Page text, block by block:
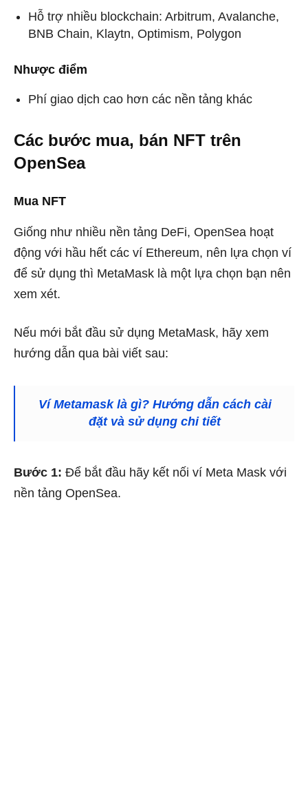
Hỗ trợ nhiều blockchain: Arbitrum, Avalanche,
BNB Chain, Klaytn, Optimism, Polygon
Nhược điểm
Phí giao dịch cao hơn các nền tảng khác
Các bước mua, bán NFT trên
OpenSea
Mua NFT
Giống như nhiều nền tảng DeFi, OpenSea hoạt
động với hầu hết các ví Ethereum, nên lựa chọn ví
để sử dụng thì MetaMask là một lựa chọn bạn nên
xem xét.
Nếu mới bắt đầu sử dụng MetaMask, hãy xem
hướng dẫn qua bài viết sau:
Ví Metamask là gì? Hướng dẫn cách cài
đặt và sử dụng chi tiết
Bước 1: Để bắt đầu hãy kết nối ví Meta Mask với
nền tảng OpenSea.